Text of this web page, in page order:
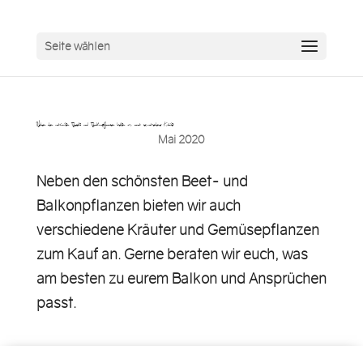
Seite wählen
Neben den schönsten Beet- und Balkonpflanzen bieten wir auch verschiedene Kräute…
Mai 2020
Neben den schönsten Beet- und
Balkonpflanzen bieten wir auch
verschiedene Kräuter und Gemüsepflanzen
zum Kauf an. Gerne beraten wir euch, was
am besten zu eurem Balkon und Ansprüchen
passt.